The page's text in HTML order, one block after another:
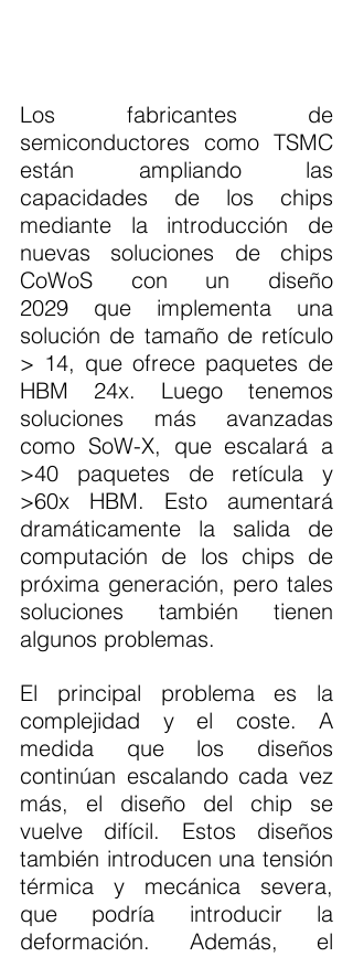
Los fabricantes de
semiconductores como TSMC
están ampliando las
capacidades de los chips
mediante la introducción de
nuevas soluciones de chips
CoWoS con un diseño
2029 que implementa una
solución de tamaño de retículo
> 14, que ofrece paquetes de
HBM 24x. Luego tenemos
soluciones más avanzadas
como SoW-X, que escalará a
>40 paquetes de retícula y
>60x HBM. Esto aumentará
dramáticamente la salida de
computación de los chips de
próxima generación, pero tales
soluciones también tienen
algunos problemas.
El principal problema es la
complejidad y el coste. A
medida que los diseños
continúan escalando cada vez
más, el diseño del chip se
vuelve difícil. Estos diseños
también introducen una tensión
térmica y mecánica severa,
que podría introducir la
deformación. Además, el